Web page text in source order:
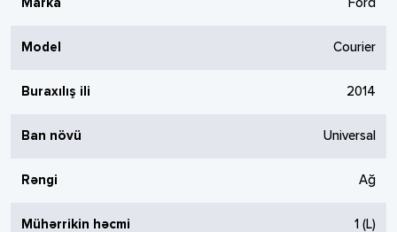
Marka Ford
Model Courier
Buraxılış ili 2014
Ban növü Universal
Rəngi Ağ
Mühərrikin həcmi 1 (L)